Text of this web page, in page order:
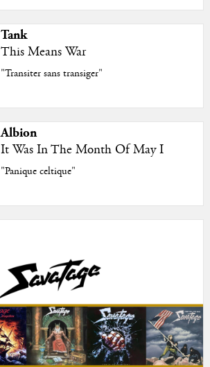
Tank
This Means War
"Transiter sans transiger"
Albion
It Was In The Month Of May I
"Panique celtique"